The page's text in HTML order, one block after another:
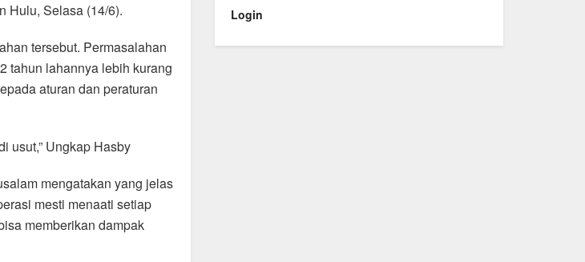
Hulu, Selasa (14/6).
tersebut. Permasalahan
tahun lahannya lebih kurang
aturan dan peraturan
usut,” Ungkap Hasby
mengatakan yang jelas
mesti menaati setiap
memberikan dampak
Login